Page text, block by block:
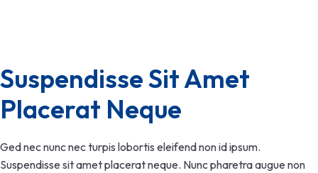
Suspendisse Sit Amet
Placerat Neque
Ged nec nunc nec turpis lobortis eleifend non id ipsum.
Suspendisse sit amet placerat neque. Nunc pharetra augue non